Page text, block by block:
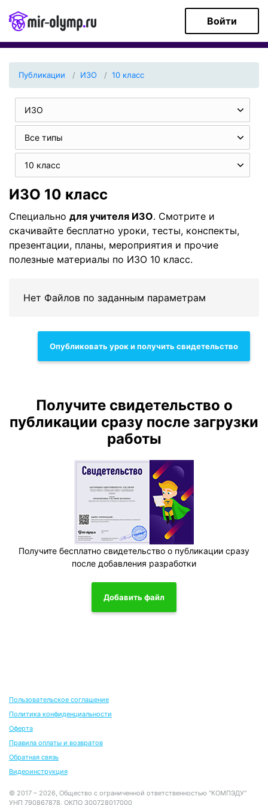
Войти
Публикации ИЗО 10 класс
ИЗО
Все типы
10 класс
ИЗО 10 класс
Специально для учителя ИЗО. Смотрите и
скачивайте бесплатно уроки, тесты, конспекты,
презентации, планы, мероприятия и прочие
полезные материалы по ИЗО 10 класс.
Нет Файлов по заданным параметрам
Опубликовать урок и получить свидетельство
Получите свидетельство о
публикации сразу после загрузки
работы
Получите бесплатно свидетельство о публикации сразу
после добавления разработки
Добавить файл
Пользовательское соглашение
Политика конфиденциальности
Оферта
Правила оплаты и возвратов
Обратная связь
Видеоинструкция
© 2017 – 2026, Общество с ограниченной ответственностью "КОМПЭДУ"
УНП 790867878, ОКПО 300728017000